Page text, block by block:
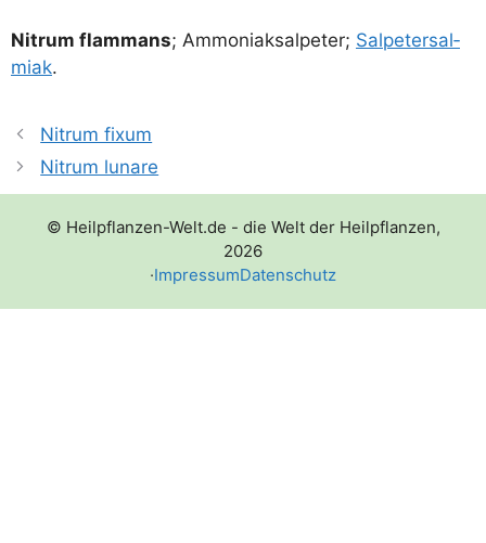
Nitrum flamm­ans; Ammo­ni­ak­sal­pe­ter; Sal­pe­ter­sal­
mi­ak.
Nitrum fixum
Nitrum lunare
© Heilpflanzen-Welt.de - die Welt der Heilpflanzen,
2026
·ImpressumDatenschutz